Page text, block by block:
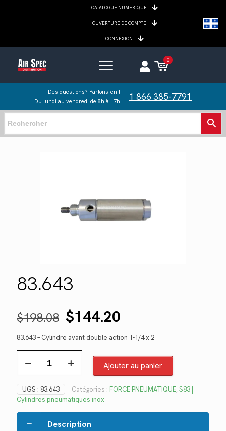
CATALOGUE NUMÉRIQUE
OUVERTURE DE COMPTE
CONNEXION
0
Des questions? Parlons-en !
Du lundi au vendredi de 8h à 17h
1 866 385-7791
83.643
$198.08 Le
prix
initial
était :
$198.08.
$144.20
prix
actuel
est :
$144.20.
83.643 – Cylindre avant double action 1-1/4 x 2
83.643
Ajouter au panier
UGS : 83.643 Catégories : FORCE PNEUMATIQUE,S83 |
Cylindres pneumatiques inox
Description